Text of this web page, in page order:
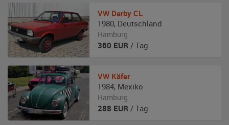
VW Derby CL
1980, Deutschland
Hamburg
360 EUR / Tag
VW Käfer
1984, Mexiko
Hamburg
288 EUR / Tag